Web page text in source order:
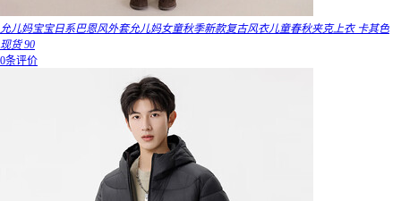
允儿妈宝宝日系巴恩风外套允儿妈女童秋季新款复古风衣儿童春秋夹克上衣 卡其色
现货 90
0条评价